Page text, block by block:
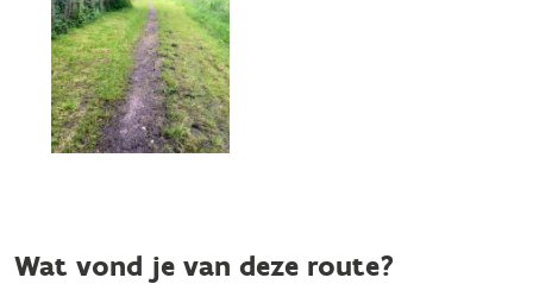
Wat vond je van deze route?